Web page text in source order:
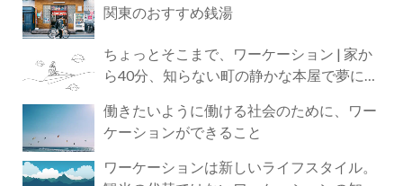
関東のおすすめ銭湯
ちょっとそこまで、ワーケーション | 家か
ら40分、知らない町の静かな本屋で夢に近
働きたいように働ける社会のために、ワー
ケーションができること
ワーケーションは新しいライフスタイル。